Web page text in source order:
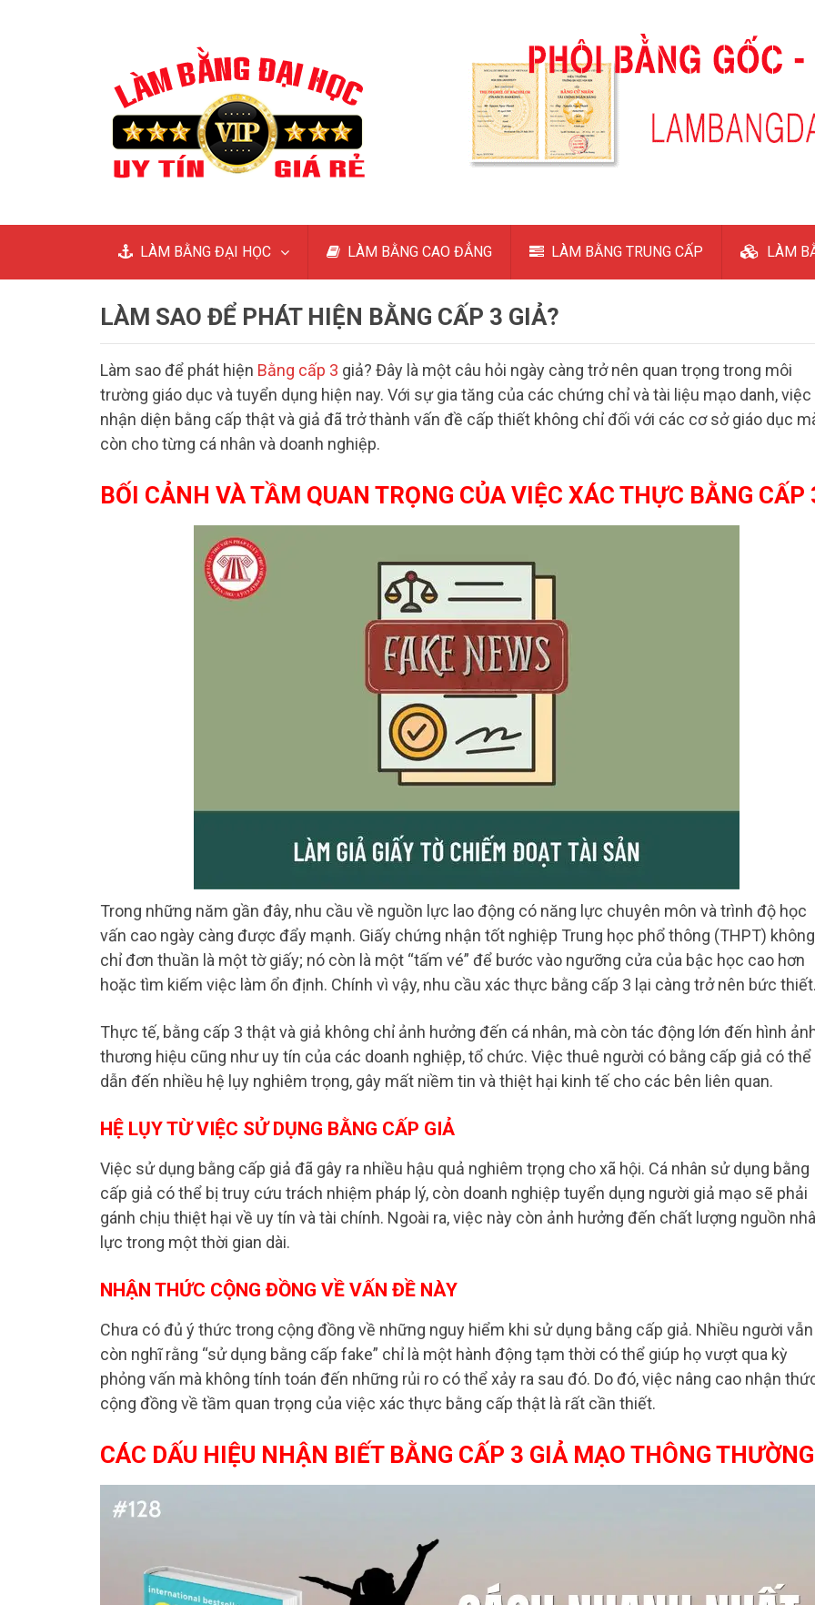
LÀM BẰNG ĐẠI HỌC LÀM BẰNG CAO ĐẲNG LÀM BẰNG TRUNG CẤP LÀM
LÀM SAO ĐỂ PHÁT HIỆN BẰNG CẤP 3 GIẢ?
Làm sao để phát hiện Bằng cấp 3 giả? Đây là một câu hỏi ngày càng trở nên quan trọng trong môi
trường giáo dục và tuyển dụng hiện nay. Với sự gia tăng của các chứng chỉ và tài liệu mạo danh, việc
nhận diện bằng cấp thật và giả đã trở thành vấn đề cấp thiết không chỉ đối với các cơ sở giáo dục
còn cho từng cá nhân và doanh nghiệp.
BỐI CẢNH VÀ TẦM QUAN TRỌNG CỦA VIỆC XÁC THỰC BẰNG CẤP
Trong những năm gần đây, nhu cầu về nguồn lực lao động có năng lực chuyên môn và trình độ học
vấn cao ngày càng được đẩy mạnh. Giấy chứng nhận tốt nghiệp Trung học phổ thông (THPT) không
chỉ đơn thuần là một tờ giấy; nó còn là một “tấm vé” để bước vào ngưỡng cửa của bậc học cao hơn
hoặc tìm kiếm việc làm ổn định. Chính vì vậy, nhu cầu xác thực bằng cấp 3 lại càng trở nên bức
Thực tế, bằng cấp 3 thật và giả không chỉ ảnh hưởng đến cá nhân, mà còn tác động lớn đến hình
thương hiệu cũng như uy tín của các doanh nghiệp, tổ chức. Việc thuê người có bằng cấp giả có thể
dẫn đến nhiều hệ lụy nghiêm trọng, gây mất niềm tin và thiệt hại kinh tế cho các bên liên quan.
HỆ LỤY TỪ VIỆC SỬ DỤNG BẰNG CẤP GIẢ
Việc sử dụng bằng cấp giả đã gây ra nhiều hậu quả nghiêm trọng cho xã hội. Cá nhân sử dụng bằng
cấp giả có thể bị truy cứu trách nhiệm pháp lý, còn doanh nghiệp tuyển dụng người giả mạo sẽ phải
gánh chịu thiệt hại về uy tín và tài chính. Ngoài ra, việc này còn ảnh hưởng đến chất lượng nguồn
lực trong một thời gian dài.
NHẬN THỨC CỘNG ĐỒNG VỀ VẤN ĐỀ NÀY
Chưa có đủ ý thức trong cộng đồng về những nguy hiểm khi sử dụng bằng cấp giả. Nhiều người vẫn
còn nghĩ rằng “sử dụng bằng cấp fake” chỉ là một hành động tạm thời có thể giúp họ vượt qua kỳ
phỏng vấn mà không tính toán đến những rủi ro có thể xảy ra sau đó. Do đó, việc nâng cao nhận
cộng đồng về tầm quan trọng của việc xác thực bằng cấp thật là rất cần thiết.
CÁC DẤU HIỆU NHẬN BIẾT BẰNG CẤP 3 GIẢ MẠO THÔNG THƯỜNG